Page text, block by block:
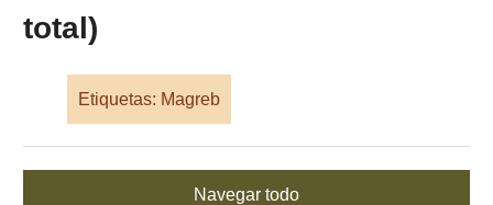
total)
Etiquetas: Magreb
Navegar todo